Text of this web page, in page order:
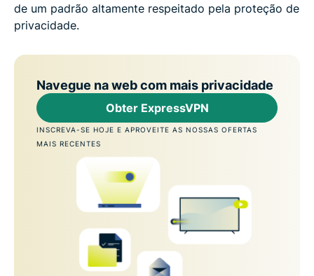
de um padrão altamente respeitado pela proteção de
privacidade.
Navegue na web com mais privacidade
Obter ExpressVPN
INSCREVA-SE HOJE E APROVEITE AS NOSSAS OFERTAS
MAIS RECENTES